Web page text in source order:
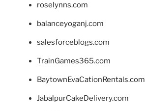
roselynns.com
balanceyoganj.com
salesforceblogs.com
TrainGames365.com
BaytownEvaCationRentals.com
JabalpurCakeDelivery.com